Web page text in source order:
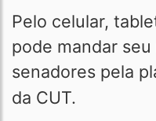
Pelo celular,
pode mandar
senadores pela
da CUT.